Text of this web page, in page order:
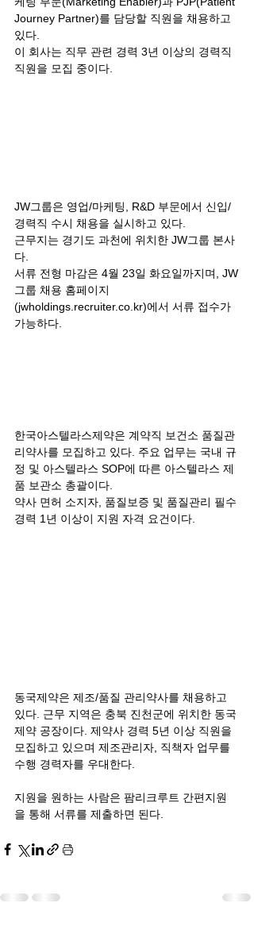
Journey Partner)를 담당할 직원을 채용하고
있다.
이 회사는 직무 관련 경력 3년 이상의 경력직
직원을 모집 중이다.
JW그룹은 영업/마케팅, R&D 부문에서 신입/
경력직 수시 채용을 실시하고 있다.
근무지는 경기도 과천에 위치한 JW그룹 본사
다.
서류 전형 마감은 4월 23일 화요일까지며, JW
그룹 채용 홈페이지
(jwholdings.recruiter.co.kr)에서 서류 접수가
가능하다.
한국아스텔라스제약은 계약직 보건소 품질관
리약사를 모집하고 있다. 주요 업무는 국내 규
정 및 아스텔라스 SOP에 따른 아스텔라스 제
품 보관소 총괄이다.
약사 면허 소지자, 품질보증 및 품질관리 필수
경력 1년 이상이 지원 자격 요건이다.
동국제약은 제조/품질 관리약사를 채용하고
있다. 근무 지역은 충북 진천군에 위치한 동국
제약 공장이다. 제약사 경력 5년 이상 직원을
모집하고 있으며 제조관리자, 직책자 업무를
수행 경력자를 우대한다.
지원을 원하는 사람은 팜리크루트 간편지원
을 통해 서류를 제출하면 된다.